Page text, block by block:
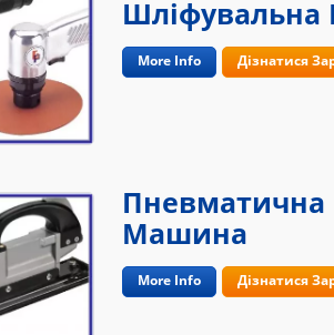
More Info Дізнатися
Машина
More Info Дізнатися